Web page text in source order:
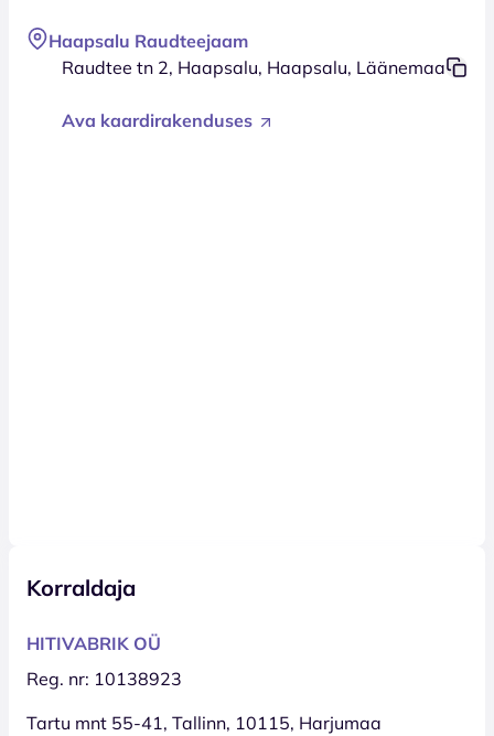
Haapsalu Raudteejaam
Raudtee tn 2, Haapsalu, Haapsalu, Läänemaa
Ava kaardirakenduses
Korraldaja
HITIVABRIK OÜ
Reg. nr: 10138923
Tartu mnt 55-41, Tallinn, 10115, Harjumaa